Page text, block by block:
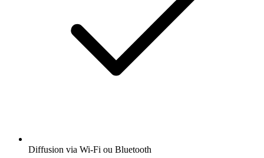
Diffusion via Wi-Fi ou Bluetooth